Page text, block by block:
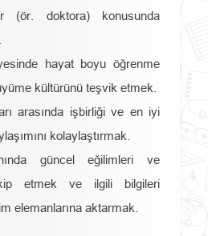
(ör. doktora) konusunda
hayat boyu öğrenme
kültürünü teşvik etmek.
arasında işbirliği ve en iyi
kolaylaştırmak.
güncel eğilimleri ve
etmek ve ilgili bilgileri
elemanlarına aktarmak.